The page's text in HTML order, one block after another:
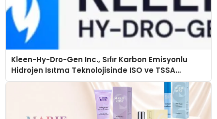
Kleen-Hy-Dro-Gen Inc., Sıfır Karbon Emisyonlu
Hidrojen Isıtma Teknolojisinde ISO ve TSSA
Düzenleyici Onaylarını Aldı